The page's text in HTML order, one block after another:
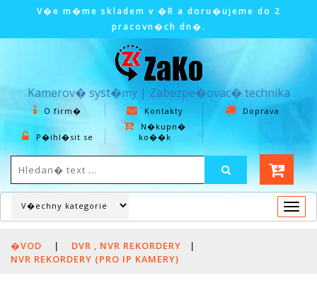
V�e m�me skladem v �R a doru�ujeme do 2
pracovn�ch dn�.
Kamerov� syst�my | Zabezpe�ovac� technika
O firm� Kontakty Doprava
P�ihl�sit se
N�kupn�
ko��k
�VOD | DVR , NVR REKORDERY
|
NVR REKORDERY (PRO IP KAMERY)